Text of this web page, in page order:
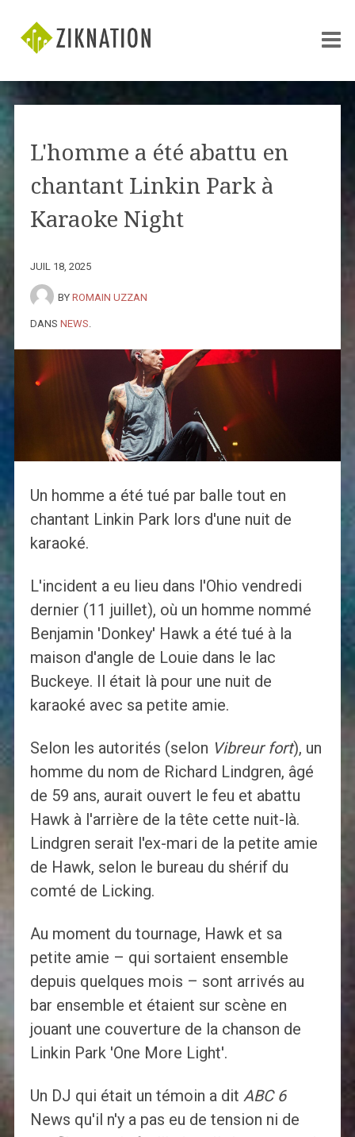
L'homme a été abattu en
chantant Linkin Park à
Karaoke Night
JUIL 18, 2025
BY ROMAIN UZZAN
DANS NEWS
Un homme a été tué par balle tout en
chantant Linkin Park lors d'une nuit de
karaoké.
L'incident a eu lieu dans l'Ohio vendredi
dernier (11 juillet), où un homme nommé
Benjamin 'Donkey' Hawk a été tué à la
maison d'angle de Louie dans le lac
Buckeye. Il était là pour une nuit de
karaoké avec sa petite amie.
Selon les autorités (selon Vibreur fort), un
homme du nom de Richard Lindgren, âgé
de 59 ans, aurait ouvert le feu et abattu
Hawk à l'arrière de la tête cette nuit-là.
Lindgren serait l'ex-mari de la petite amie
de Hawk, selon le bureau du shérif du
comté de Licking.
Au moment du tournage, Hawk et sa
petite amie – qui sortaient ensemble
depuis quelques mois – sont arrivés au
bar ensemble et étaient sur scène en
jouant une couverture de la chanson de
Linkin Park 'One More Light'.
Un DJ qui était un témoin a dit ABC 6
News qu'il n'y a pas eu de tension ni de